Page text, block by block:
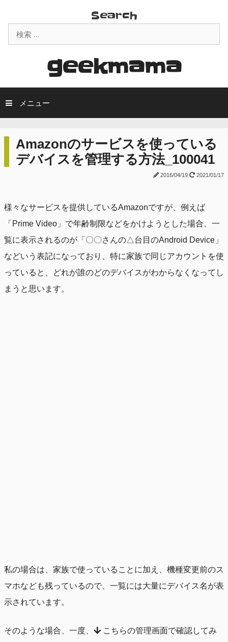
ッ
Search
索:
geekmama
メニュー
Amazonのサービスを使っている
デバイスを管理する方法_100041
2016/04/19 2021/01/17
様々なサービスを提供しているAmazonですが、例えば
「Prime Video」で年齢制限などをかけようとした場合、一
覧に表示されるのが「〇〇さんの△台目のAndroid Device」
などいう表記になっており、特に家族で同じアカウントを使
っていると、どれが誰のどのデバイスがわからなくなってし
まうと思います。
私の場合は、家族で使っていることに加え、機種変更前のス
マホなども残っているので、一覧には大量にデバイス名が表
示されています。
そのような場合、一度、
こちらの管理画面で確認してみ